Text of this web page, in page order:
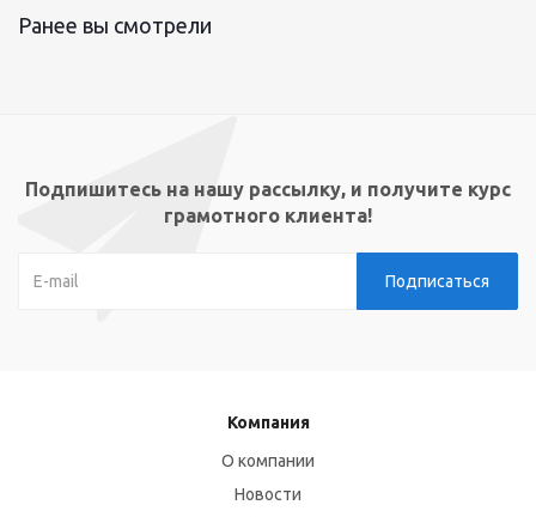
Ранее вы смотрели
Подпишитесь на нашу рассылку, и получите курс
грамотного клиента!
Компания
О компании
Новости